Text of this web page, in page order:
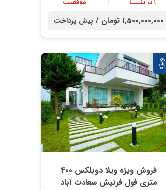
زیر بنـــا
موقعیت
1,500,000,000 تومان / پیش پرداخت
ویژه
فروش ویژه ویلا دوبلکس 400
متری فول فرنیش سعادت آباد